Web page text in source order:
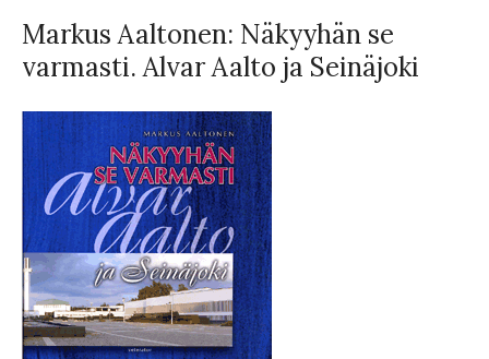
Markus Aaltonen: Näkyyhän se
varmasti. Alvar Aalto ja Seinäjoki